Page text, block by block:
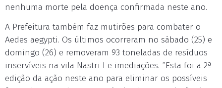
nenhuma morte pela doença confirmada neste ano.
A Prefeitura também faz mutirões para combater o
Aedes aegypti. Os últimos ocorreram no sábado (25) e
domingo (26) e removeram 93 toneladas de resíduos
inservíveis na vila Nastri I e imediações. “Esta foi a 2ª
edição da ação neste ano para eliminar os possíveis